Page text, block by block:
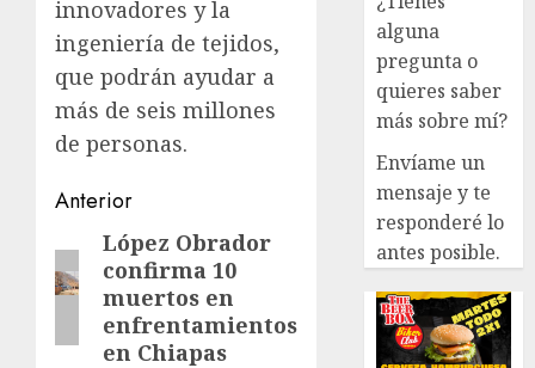
innovadores y la
ingeniería de tejidos,
que podrán ayudar a
más de seis millones
de personas.
Navegación
de
entradas
Anterior
Entrada
anterior:
López Obrador
confirma 10
muertos en
enfrentamientos
en Chiapas
alguna
pregunta o
quieres saber
más sobre mí?
Envíame un
mensaje y te
responderé lo
antes posible.